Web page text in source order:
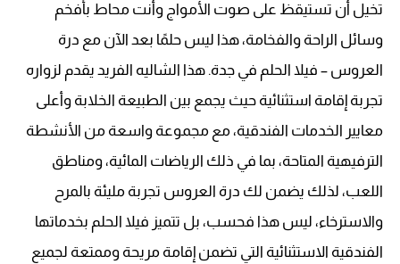
تخيل أن تستيقظ على صوت الأمواج وأنت محاط بأفخم
وسائل الراحة والفخامة، هذا ليس حلمًا بعد الآن مع درة
العروس – فيلا الحلم في جدة. هذا الشاليه الفريد يقدم لزواره
تجربة إقامة استثنائية حيث يجمع بين الطبيعة الخلابة وأعلى
معايير الخدمات الفندقية، مع مجموعة واسعة من الأنشطة
الترفيهية المتاحة، بما في ذلك الرياضات المائية، ومناطق
اللعب، لذلك يضمن لك درة العروس تجربة مليئة بالمرح
والاسترخاء، ليس هذا فحسب، بل تتميز فيلا الحلم بخدماتها
الفندقية الاستثنائية التي تضمن إقامة مريحة وممتعة لجميع